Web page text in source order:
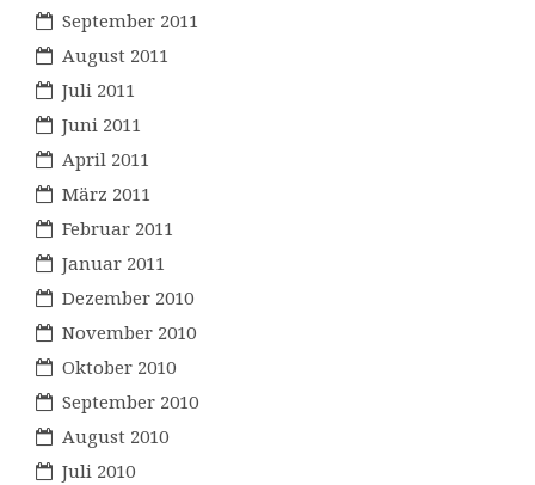
September 2011
August 2011
Juli 2011
Juni 2011
April 2011
März 2011
Februar 2011
Januar 2011
Dezember 2010
November 2010
Oktober 2010
September 2010
August 2010
Juli 2010